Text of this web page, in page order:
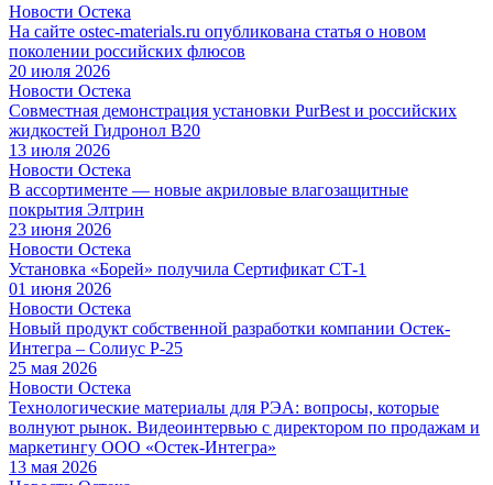
Новости Остека
На сайте ostec-materials.ru опубликована статья о новом
поколении российских флюсов
20 июля 2026
Новости Остека
Совместная демонстрация установки PurBest и российских
жидкостей Гидронол В20
13 июля 2026
Новости Остека
В ассортименте — новые акриловые влагозащитные
покрытия Элтрин
23 июня 2026
Новости Остека
Установка «Борей» получила Сертификат СТ-1
01 июня 2026
Новости Остека
Новый продукт собственной разработки компании Остек-
Интегра – Солиус Р-25
25 мая 2026
Новости Остека
Технологические материалы для РЭА: вопросы, которые
волнуют рынок. Видеоинтервью с директором по продажам и
маркетингу ООО «Остек-Интегра»
13 мая 2026